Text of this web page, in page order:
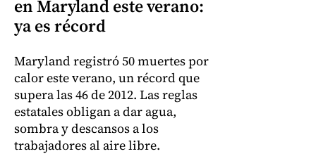
en Maryland este verano:
ya es récord
Maryland registró 50 muertes por
calor este verano, un récord que
supera las 46 de 2012. Las reglas
estatales obligan a dar agua,
sombra y descansos a los
trabajadores al aire libre.